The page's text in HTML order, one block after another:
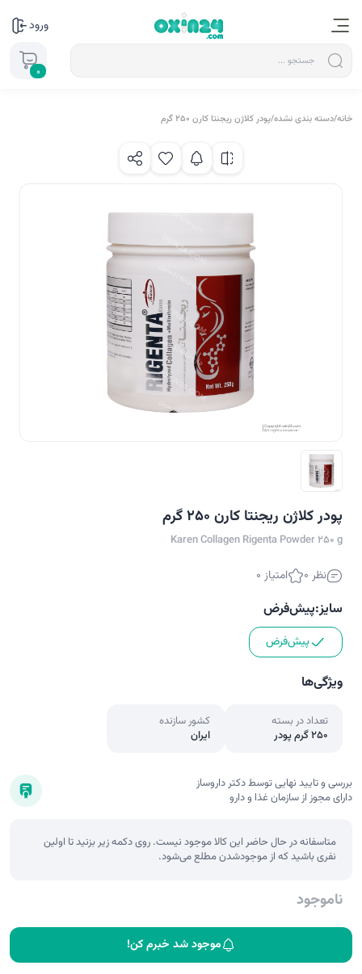
ورود
0
خانه/دسته بندی نشده/پودر کلاژن ریجنتا کارن 250 گرم
پودر کلاژن ریجنتا کارن 250 گرم
Karen Collagen Rigenta Powder 250 g
نظر 0 امتیاز 0
سایز:پیش‌فرض
پیش‌فرض
ویژگی‌ها
تعداد در بسته
250 گرم پودر
کشور سازنده
ایران
بررسی و تایید نهایی توسط دکتر داروساز
دارای مجوز از سازمان غذا و دارو
متاسفانه در حال حاضر این کالا موجود نیست. روی دکمه زیر بزنید تا اولین
نفری باشید که از موجودشدن مطلع می‌شود.
ناموجود
موجود شد خبرم کن!